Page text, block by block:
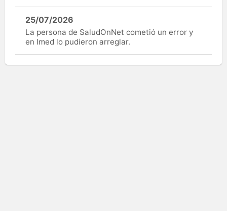
25/07/2026
La persona de SaludOnNet cometió un error y
en Imed lo pudieron arreglar.